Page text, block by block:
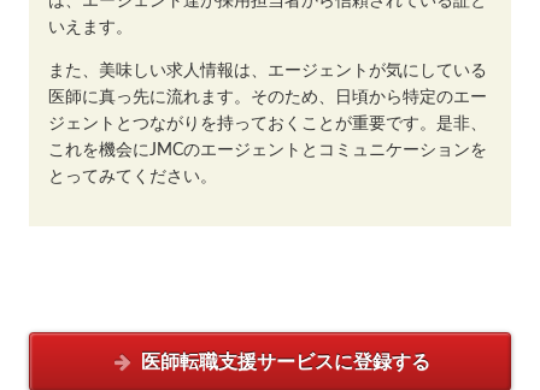
いえます。
また、美味しい求人情報は、エージェントが気にしている
医師に真っ先に流れます。そのため、日頃から特定のエー
ジェントとつながりを持っておくことが重要です。是非、
これを機会にJMCのエージェントとコミュニケーションを
とってみてください。
医師転職支援サービスに登録する